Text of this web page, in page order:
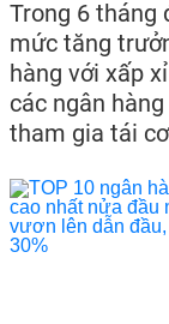
Trong 6 tháng
mức tăng
hàng với xấp
các ngân
tham gia tái